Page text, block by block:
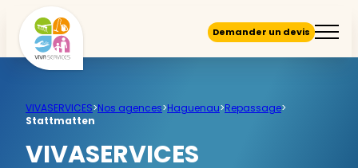
Demander un devis
VIVASERVICES>Nos agences>Haguenau>Repassage>
Stattmatten
VIVASERVICES